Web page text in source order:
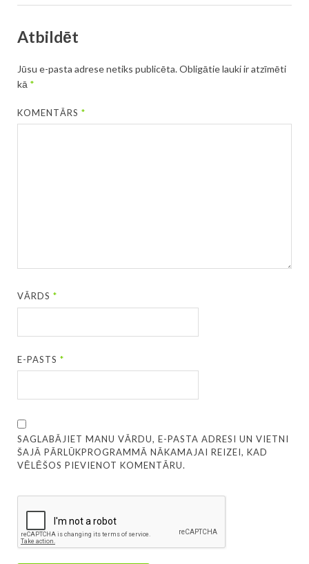
Atbildēt
Jūsu e-pasta adrese netiks publicēta.Obligātie lauki ir atzīmēti
kā *
KOMENTĀRS*
VĀRDS*
E-PASTS*
SAGLABĀJIET MANU VĀRDU, E-PASTA ADRESI UN VIETNI
ŠAJĀ PĀRLŪKPROGRAMMĀ NĀKAMAJAI REIZEI, KAD
VĒLĒŠOS PIEVIENOT KOMENTĀRU.